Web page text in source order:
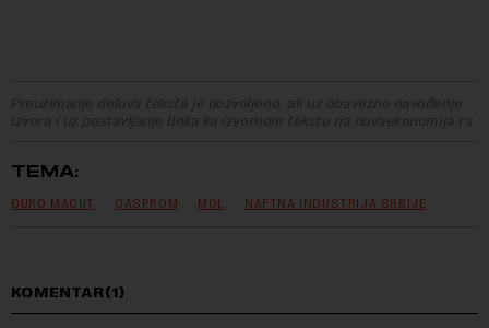
Preuzimanje delova teksta je dozvoljeno, ali uz obavezno navođenje
izvora i uz postavljanje linka ka izvornom tekstu na novaekonomija.rs
TEMA:
ĐURO MACUT GASPROM MOL NAFTNA INDUSTRIJA SRBIJE
KOMENTAR(1)